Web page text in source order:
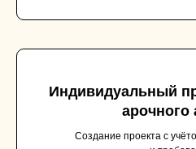
Индивидуальный
арочного
Создание проекта с